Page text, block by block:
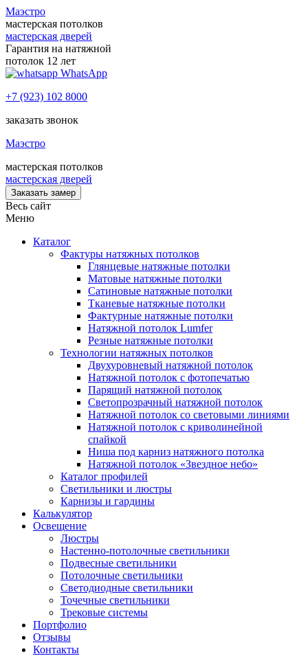
Маэстро
мастерская потолков
мастерская дверей
Гарантия на натяжной
потолок 12 лет
WhatsApp
+7 (923) 102 8000
заказать звонок
Маэстро
мастерская потолков
мастерская дверей
Заказать замер
Весь сайт
Меню
Каталог
Фактуры натяжных потолков
Глянцевые натяжные потолки
Матовые натяжные потолки
Сатиновые натяжные потолки
Тканевые натяжные потолки
Фактурные натяжные потолки
Натяжной потолок Lumfer
Резные натяжные потолки
Технологии натяжных потолков
Двухуровневый натяжной потолок
Натяжной потолок с фотопечатью
Парящий натяжной потолок
Светопрозрачный натяжной потолок
Натяжной потолок со световыми линиями
Натяжной потолок с криволинейной
спайкой
Ниша под карниз натяжного потолка
Натяжной потолок «Звездное небо»
Каталог профилей
Светильники и люстры
Карнизы и гардины
Калькулятор
Освещение
Люстры
Настенно-потолочные светильники
Подвесные светильники
Потолочные светильники
Светодиодные светильники
Точечные светильники
Трековые системы
Портфолио
Отзывы
Контакты